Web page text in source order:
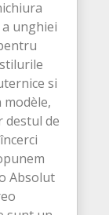
unghiei
si
destul de
Absolut